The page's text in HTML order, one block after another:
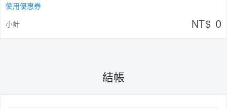
使用優惠券
小計
NT$ 0
結帳